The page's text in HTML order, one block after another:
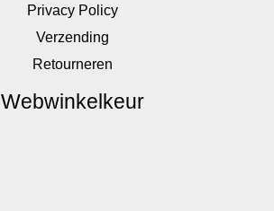
Privacy Policy
Verzending
Retourneren
Webwinkelkeur